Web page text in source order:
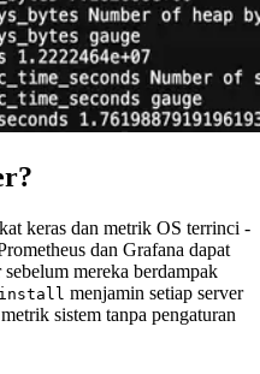
keras dan metrik OS terrinci -
dan Grafana dapat
mereka berdampak
menjamin setiap server
sistem tanpa pengaturan